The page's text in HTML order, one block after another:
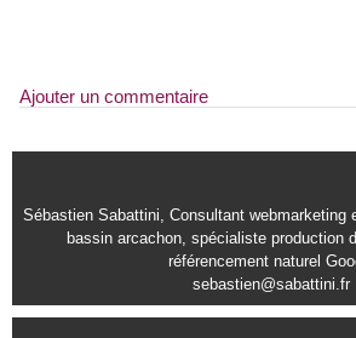
Ajouter un commentaire
Sébastien Sabattini, Consultant webmarketing
bassin arcachon, spécialiste production
référencement naturel
sebastien@sabattini.fr